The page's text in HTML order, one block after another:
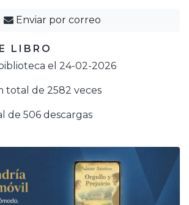
Enviar por correo
LIBRO
el 24-02-2026
total de 2582 veces
de 506 descargas